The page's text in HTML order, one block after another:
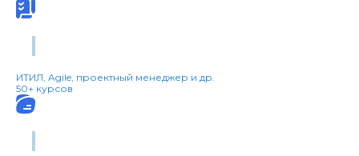
ИТИЛ, Agile, проектный менеджер и др.
50+ курсов